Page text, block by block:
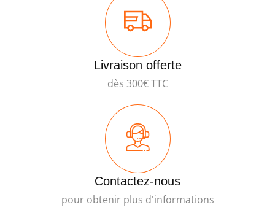
Livraison offerte
dès 300€ TTC
Contactez-nous
pour obtenir plus d'informations